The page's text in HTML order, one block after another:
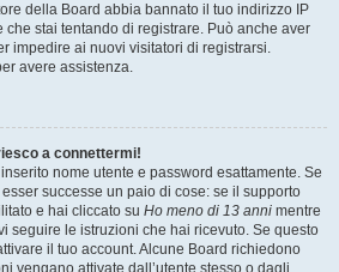
della Board abbia bannato il tuo indirizzo IP
che stai tentando di registrare. Può anche aver
impedire ai nuovi visitatori di registrarsi.
avere assistenza.
a connettermi!
nome utente e password esattamente. Se
successe un paio di cose: se il supporto
e hai cliccato su Ho meno di 13 anni mentre
seguire le istruzioni che hai ricevuto. Se questo
il tuo account. Alcune Board richiedono
vengano attivate dall’utente stesso o dagli